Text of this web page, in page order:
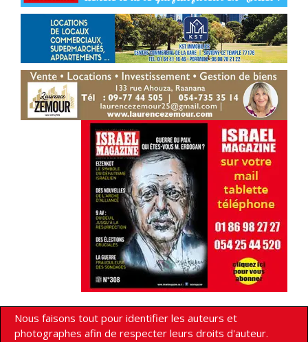
Nous faisons tout pour identifier les auteurs et
photographes afin de respecter leurs droits d'auteur.